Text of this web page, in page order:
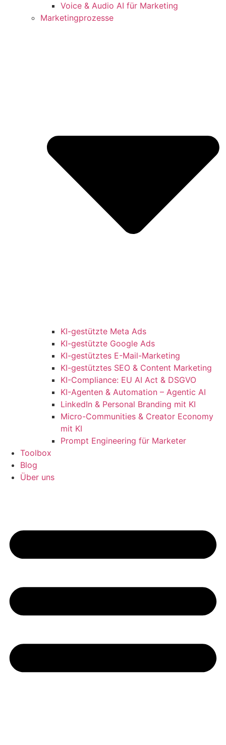
Voice & Audio AI für Marketing
Marketingprozesse
KI-gestützte Meta Ads
KI-gestützte Google Ads
KI-gestütztes E-Mail-Marketing
KI-gestütztes SEO & Content Marketing
KI-Compliance: EU AI Act & DSGVO
KI-Agenten & Automation – Agentic AI
LinkedIn & Personal Branding mit KI
Micro-Communities & Creator Economy
mit KI
Prompt Engineering für Marketer
Toolbox
Blog
Über uns